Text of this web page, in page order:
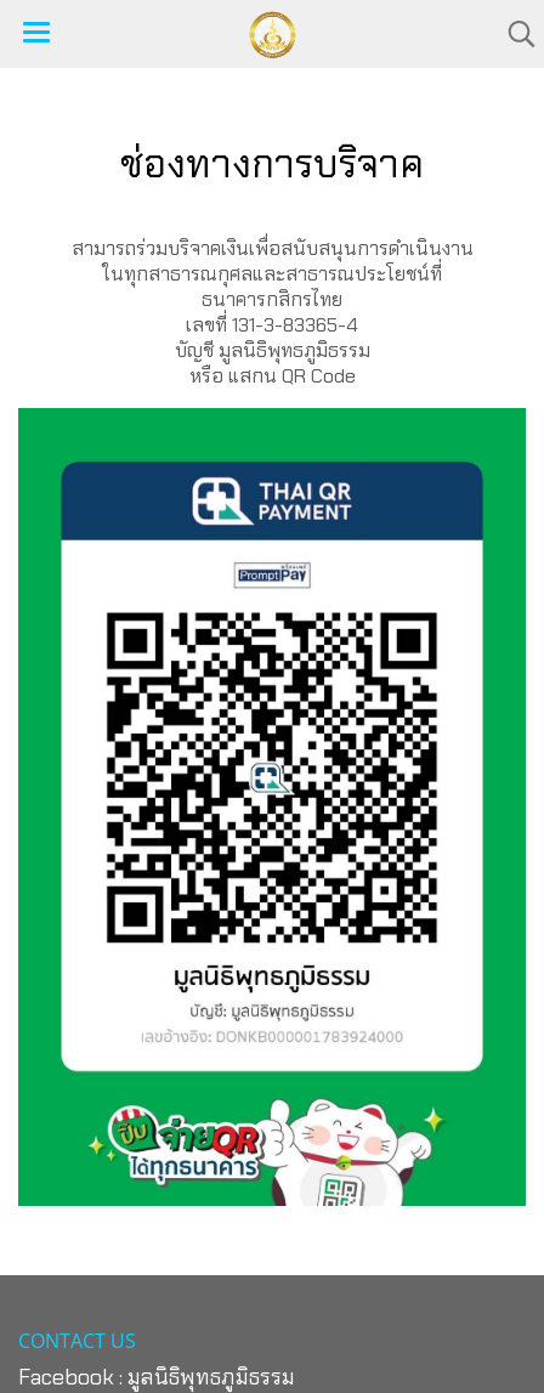
ช่องทางการบริจาค
สามารถร่วมบริจาคเงินเพื่อสนับสนุนการดำเนินงาน
ในทุกสาธารณกุศลและสาธารณประโยชน์ที่
ธนาคารกสิกรไทย
เลขที่ 131-3-83365-4
บัญชี มูลนิธิพุทธภูมิธรรม
หรือ แสกน QR Code
CONTACT US
Facebook : มูลนิธิพุทธภูมิธรรม